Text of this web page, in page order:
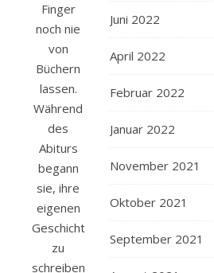
Finger
noch nie
von
Büchern
lassen.
Während
des
Abiturs
begann
sie, ihre
eigenen
Geschichten
zu
schreiben,
Juni 2022
April 2022
Februar 2022
Januar 2022
November 2021
Oktober 2021
September 2021